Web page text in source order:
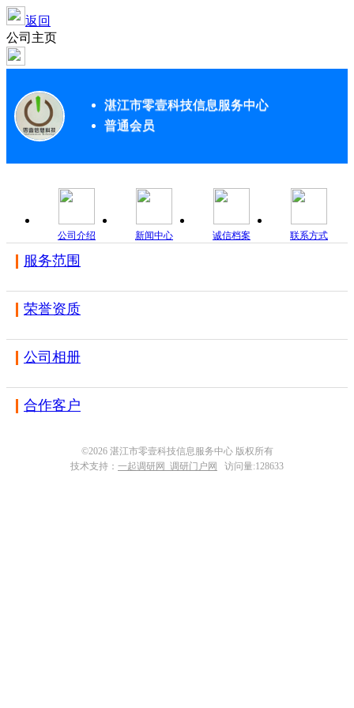
返回
公司主页
湛江市零壹科技信息服务中心
普通会员
公司介绍 新闻中心 诚信档案 联系方式
服务范围
荣誉资质
公司相册
合作客户
©2026 湛江市零壹科技信息服务中心 版权所有
技术支持： 一起调研网_调研门户网 访问量:128633